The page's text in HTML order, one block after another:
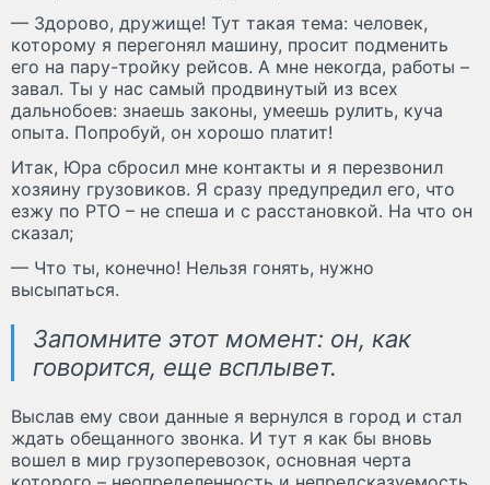
— Здорово, дружище! Тут такая тема: человек,
которому я перегонял машину, просит подменить
его на пару-тройку рейсов. А мне некогда, работы –
завал. Ты у нас самый продвинутый из всех
дальнобоев: знаешь законы, умеешь рулить, куча
опыта. Попробуй, он хорошо платит!
Итак, Юра сбросил мне контакты и я перезвонил
хозяину грузовиков. Я сразу предупредил его, что
езжу по РТО – не спеша и с расстановкой. На что он
сказал;
— Что ты, конечно! Нельзя гонять, нужно
высыпаться.
Запомните этот момент: он, как
говорится, еще всплывет.
Выслав ему свои данные я вернулся в город и стал
ждать обещанного звонка. И тут я как бы вновь
вошел в мир грузоперевозок, основная черта